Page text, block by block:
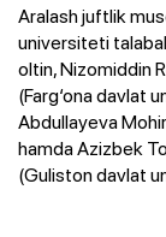
Aralash juftlik
universiteti
oltin, Nizomiddin
(Farg‘ona davlat
Abdullayeva
hamda Azizbek
(Guliston davlat